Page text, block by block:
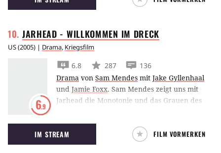
JARHEAD - WILLKOMMEN IM DRECK
US(2005) | Drama, Kriegsfilm
6.9
6.8 287
136
Drama von Sam Mendes mit Jake Gyllenhaal
und Jamie Foxx. Sam Mendes zeigt uns mit
Jarhead die Monotonie und das Grauen des
Scharfschütze Jake Gyllenhaal und seinen
Kameraden.
IM STREAM FILM VORMERKEN